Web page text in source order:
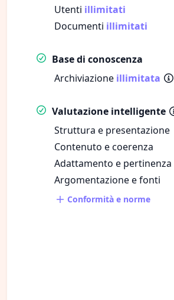
Utenti illimitati
Documenti illimitati
Base di conoscenza
Archiviazione illimitata
Valutazione intelligente
Struttura e presentazione
Contenuto e coerenza
Adattamento e pertinenza
Argomentazione e fonti
Conformità e norme